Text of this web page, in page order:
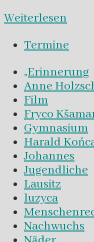
Weiterlesen
Termine
„Erinnerung
Anne
Film
Fryco
Gymnasium
Harald
Johannes
Jugendliche
Lausitz
luzyca
Nachwuchs